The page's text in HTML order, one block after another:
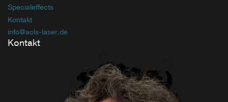
info@acls-laser
Kontakt